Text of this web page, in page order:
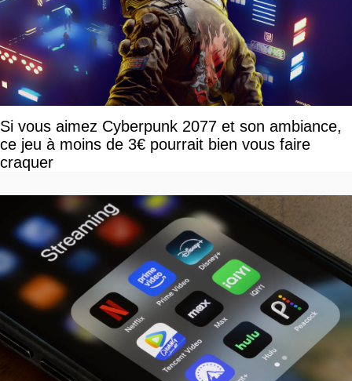
Si vous aimez Cyberpunk 2077 et son ambiance,
ce jeu à moins de 3€ pourrait bien vous faire
craquer